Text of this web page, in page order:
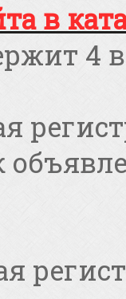
в
4